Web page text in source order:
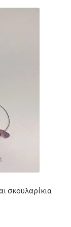
σκουλαρίκια